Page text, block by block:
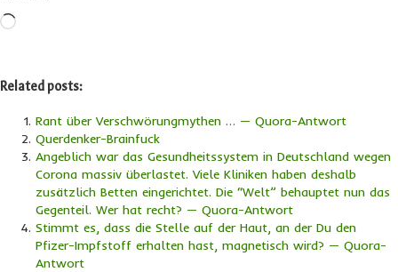
Wird
Related posts:
Rant über Verschwörungmythen … — Quora-Antwort
Querdenker-Brainfuck
Angeblich war das Gesundheitssystem in Deutschland wegen
Corona massiv überlastet. Viele Kliniken haben deshalb
zusätzlich Betten eingerichtet. Die “Welt” behauptet nun das
Gegenteil. Wer hat recht? — Quora-Antwort
Stimmt es, dass die Stelle auf der Haut, an der Du den
Pfizer-Impfstoff erhalten hast, magnetisch wird? — Quora-
Antwort